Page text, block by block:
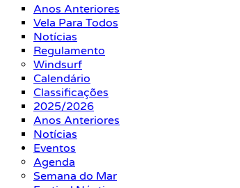
Anos Anteriores
Vela Para Todos
Notícias
Regulamento
Windsurf
Calendário
Classificações
2025/2026
Anos Anteriores
Notícias
Eventos
Agenda
Semana do Mar